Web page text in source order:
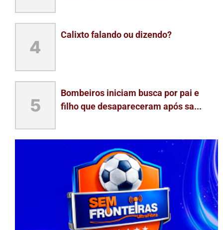
4
Calixto falando ou dizendo?
5
Bombeiros iniciam busca por pai e
filho que desapareceram após sa...